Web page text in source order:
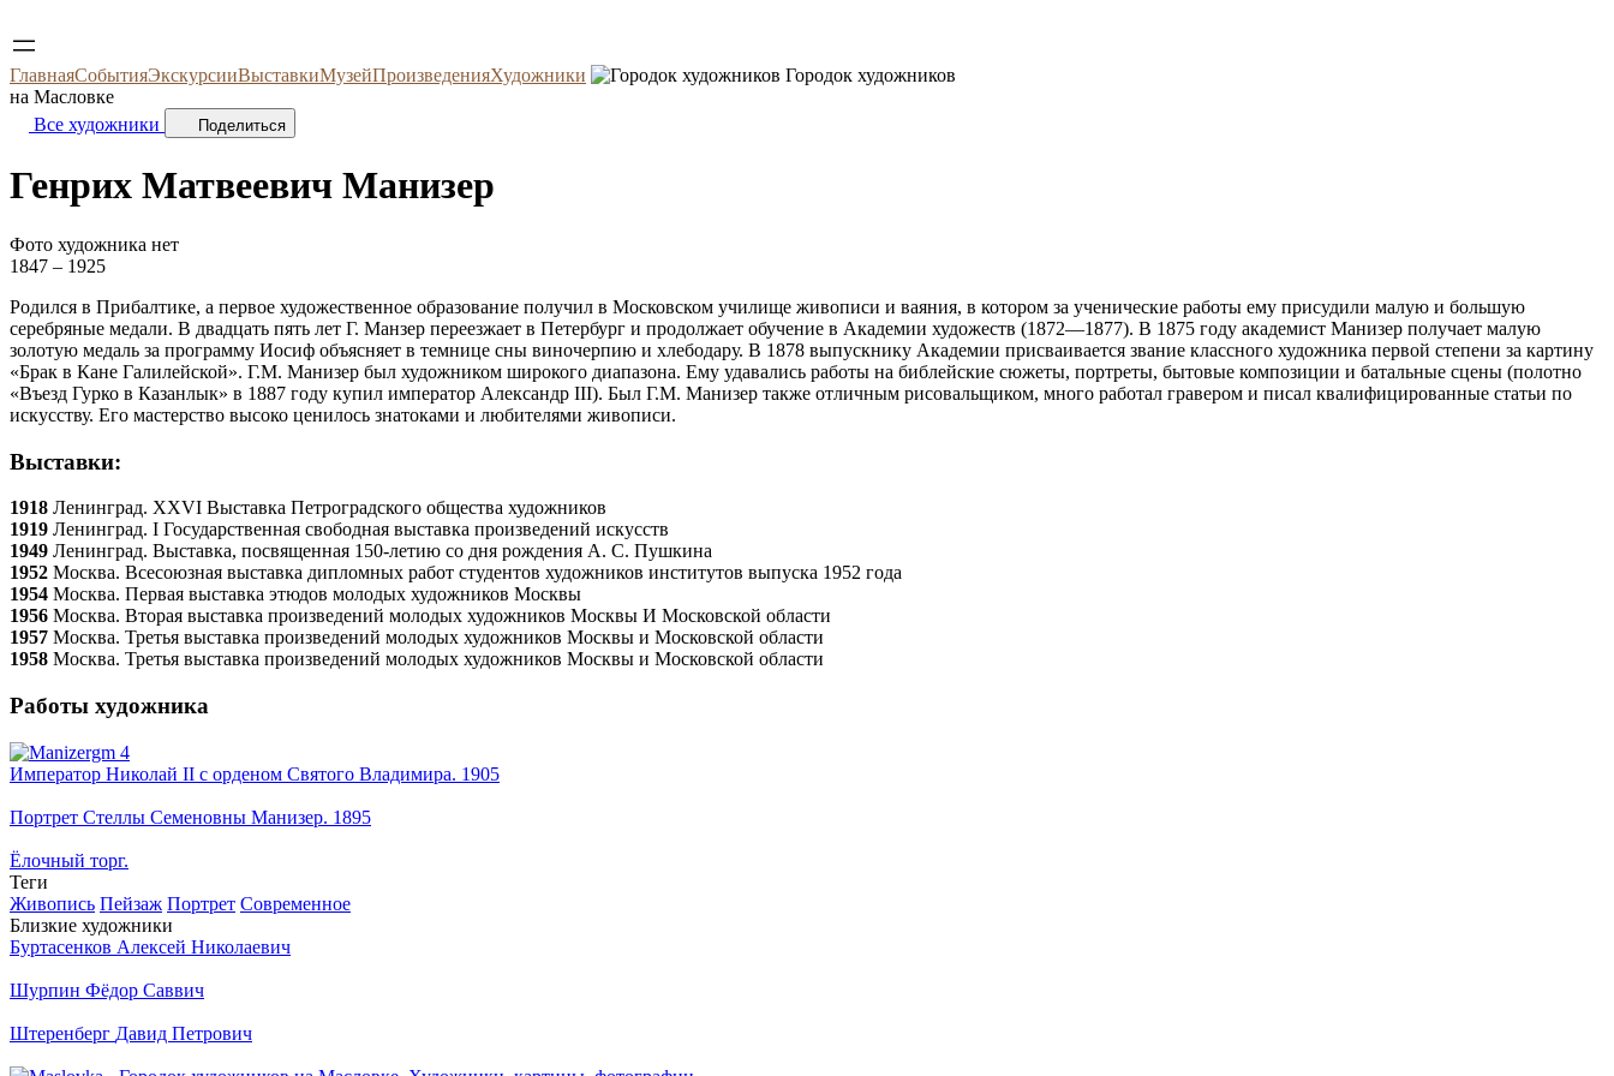
ГлавнаяСобытияЭкскурсииВыставкиМузейПроизведенияХудожники
Городок художников
на Масловке
Все художники
Поделиться
Генрих Матвеевич Манизер
Фото художника нет
1847 – 1925
Родился в Прибалтике, а первое художественное образование получил в Московском училище живописи и ваяния, в котором за ученические работы ему присудили малую и большую
серебряные медали. В двадцать пять лет Г. Манзер переезжает в Петербург и продолжает обучение в Академии художеств (1872—1877). В 1875 году академист Манизер получает малую
золотую медаль за программу Иосиф объясняет в темнице сны виночерпию и хлебодару. В 1878 выпускнику Академии присваивается звание классного художника первой степени за картину
«Брак в Кане Галилейской». Г.М. Манизер был художником широкого диапазона. Ему удавались работы на библейские сюжеты, портреты, бытовые композиции и батальные сцены (полотно
«Въезд Гурко в Казанлык» в 1887 году купил император Александр III). Был Г.М. Манизер также отличным рисовальщиком, много работал гравером и писал квалифицированные статьи по
искусству. Его мастерство высоко ценилось знатоками и любителями живописи.
Выставки:
1918 Ленинград. XXVI Выставка Петроградского общества художников
1919 Ленинград. I Государственная свободная выставка произведений искусств
1949 Ленинград. Выставка, посвященная 150-летию со дня рождения А. С. Пушкина
1952 Москва. Всесоюзная выставка дипломных работ студентов художников институтов выпуска 1952 года
1954 Москва. Первая выставка этюдов молодых художников Москвы
1956 Москва. Вторая выставка произведений молодых художников Москвы И Московской области
1957 Москва. Третья выставка произведений молодых художников Москвы и Московской области
1958 Москва. Третья выставка произведений молодых художников Москвы и Московской области
Работы художника
Император Николай II с орденом Святого Владимира. 1905
Портрет Стеллы Семеновны Манизер. 1895
Ёлочный торг.
Теги
Живопись Пейзаж Портрет Современное
Близкие художники
Буртасенков Алексей Николаевич
Шурпин Фёдор Саввич
Штеренберг Давид Петрович